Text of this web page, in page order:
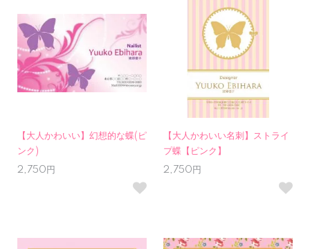
【大人かわいい】幻想的な蝶(ピ
ンク)
2,750円
【大人かわいい名刺】ストライ
プ蝶【ピンク】
2,750円